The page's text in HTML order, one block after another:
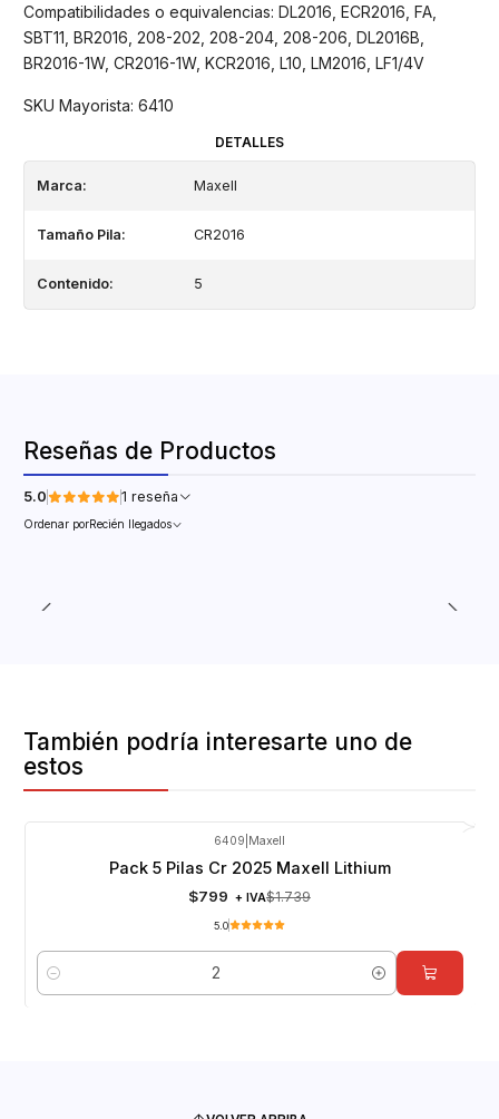
Compatibilidades o equivalencias: DL2016, ECR2016, FA,
SBT11, BR2016, 208-202, 208-204, 208-206, DL2016B,
BR2016-1W, CR2016-1W, KCR2016, L10, LM2016, LF1/4V
SKU Mayorista: 6410
DETALLES
Marca: Maxell
Tamaño Pila: CR2016
Contenido: 5
Reseñas de Productos
5.0 1 reseña
Ordenar porRecién llegados
También podría interesarte uno de
estos
6409 Maxell
Pack 5 Pilas Cr 2025 Maxell Lithium
$799 + IVA$1.739
5.0
Cantidad